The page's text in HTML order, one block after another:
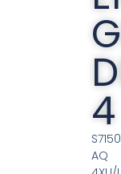
4
AQ